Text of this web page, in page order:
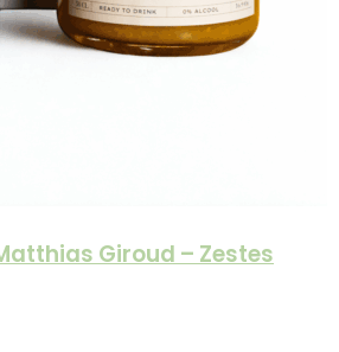
Giroud – Zestes